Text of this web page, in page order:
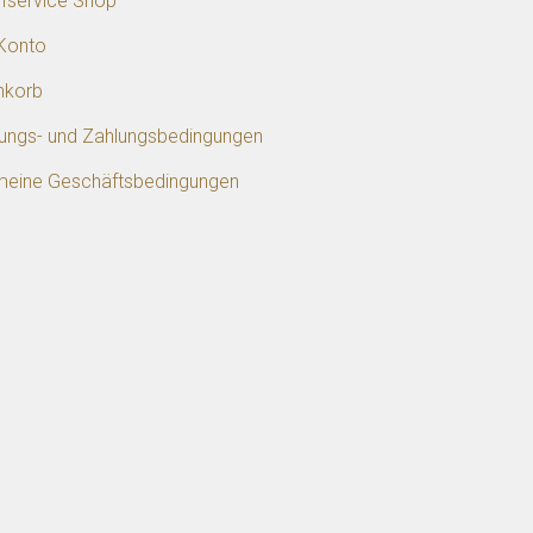
und Zahlungsbedingungen
Geschäftsbedingungen